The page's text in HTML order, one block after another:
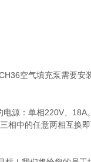
空气填充泵需要安
源：单相220V、18A
相中的任意两相互换